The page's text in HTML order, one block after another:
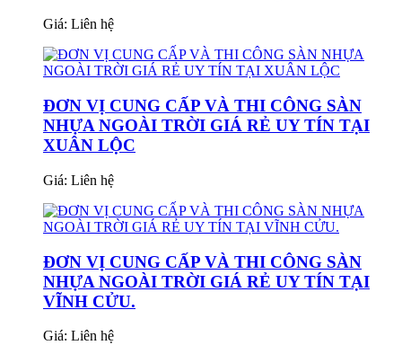
Giá: Liên hệ
ĐƠN VỊ CUNG CẤP VÀ THI CÔNG SÀN
NHỰA NGOÀI TRỜI GIÁ RẺ UY TÍN TẠI
XUÂN LỘC
Giá: Liên hệ
ĐƠN VỊ CUNG CẤP VÀ THI CÔNG SÀN
NHỰA NGOÀI TRỜI GIÁ RẺ UY TÍN TẠI
VĨNH CỬU.
Giá: Liên hệ